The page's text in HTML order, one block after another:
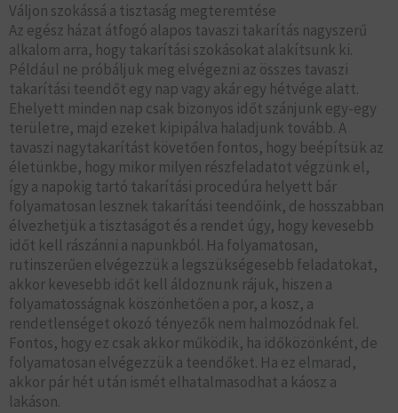
Váljon szokássá a tisztaság megteremtése
Az egész házat átfogó alapos tavaszi takarítás nagyszerű
alkalom arra, hogy takarítási szokásokat alakítsunk ki.
Például ne próbáljuk meg elvégezni az összes tavaszi
takarítási teendőt egy nap vagy akár egy hétvége alatt.
Ehelyett minden nap csak bizonyos időt szánjunk egy-egy
területre, majd ezeket kipipálva haladjunk tovább. A
tavaszi nagytakarítást követően fontos, hogy beépítsük az
életünkbe, hogy mikor milyen részfeladatot végzünk el,
így a napokig tartó takarítási procedúra helyett bár
folyamatosan lesznek takarítási teendőink, de hosszabban
élvezhetjük a tisztaságot és a rendet úgy, hogy kevesebb
időt kell rászánni a napunkból. Ha folyamatosan,
rutinszerűen elvégezzük a legszükségesebb feladatokat,
akkor kevesebb időt kell áldoznunk rájuk, hiszen a
folyamatosságnak köszönhetően a por, a kosz, a
rendetlenséget okozó tényezők nem halmozódnak fel.
Fontos, hogy ez csak akkor működik, ha időközönként, de
folyamatosan elvégezzük a teendőket. Ha ez elmarad,
akkor pár hét után ismét elhatalmasodhat a káosz a
lakáson.